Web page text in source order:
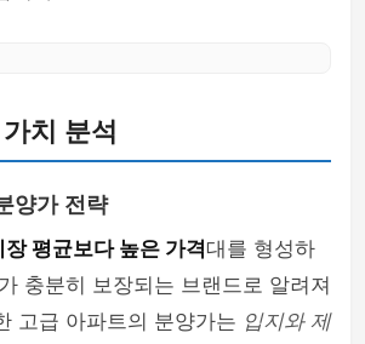
치 분석
양가 전략
장 평균보다 높은 가격대를 형성하
충분히 보장되는 브랜드로 알려져
고급 아파트의 분양가는 입지와 제